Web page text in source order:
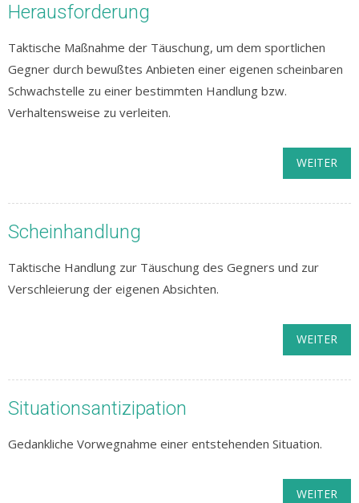
Herausforderung
Taktische Maßnahme der Täuschung, um dem sportlichen
Gegner durch bewußtes Anbieten einer eigenen scheinbaren
Schwachstelle zu einer bestimmten Handlung bzw.
Verhaltensweise zu verleiten.
WEITER
Scheinhandlung
Taktische Handlung zur Täuschung des Gegners und zur
Verschleierung der eigenen Absichten.
WEITER
Situationsantizipation
Gedankliche Vorwegnahme einer entstehenden Situation.
WEITER